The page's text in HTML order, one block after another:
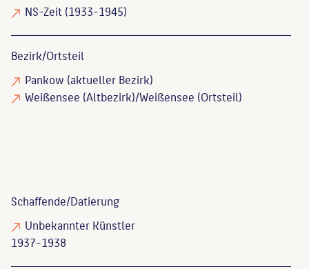
NS-Zeit (1933-1945)
Bezirk/Ortsteil
Pankow (aktueller Bezirk)
Weißensee (Altbezirk)/Weißensee (Ortsteil)
Schaffende/Datierung
Unbekannter Künstler
1937-1938